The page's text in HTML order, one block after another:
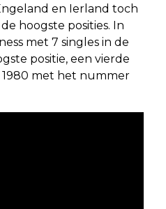
en Ierland toch
hoogste posities. In
met 7 singles in de
positie, een vierde
met het nummer